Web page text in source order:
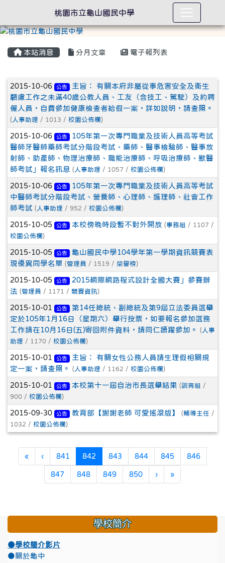
本站消息 分月文章 電子報列表
文章列表
2015-10-06 公告
主旨： 有關本府非屬從事危害安全及衛生
顧慮工作之未滿40歲公教人員、工友（含技工、駕駛）及約聘
僱人員，自費參加健康檢查者給假一案，詳如說明，請查照。
( 人事助理 / 1013 / 校園公佈欄 )
2015-10-06 公告
105年第一次專門職業及技術人員高等考試
醫師牙醫師藥師考試分階段考試、藥師、醫事檢驗師、醫事放
射師、助產師、物理治療師、職能治療師、呼吸治療師、獸醫
師考試」報名訊息 ( 人事助理 / 1057 / 校園公佈欄 )
2015-10-06 公告
105年第一次專門職業及技術人員高等考試
中醫師考試分階段考試、營養師、心理師、護理師、社會工作
師考試 ( 人事助理 / 952 / 校園公佈欄 )
2015-10-05 公告 本校傍晚時段暫不對外開放 (事務組 / 1107 /
校園公佈欄 )
2015-10-05 公告
龜山國民中學104學年第一學期資訊競賽表
現優異同學名單 (管理員 / 1519 / 榮譽榜)
2015-10-05 公告
2015網際網路程式設計全國大賽」參賽辦
法 (管理員 / 1171 / 競賽資訊)
2015-10-01 公告
第14任總統、副總統及第9屆立法委員選舉
定於105年1月16日（星期六）舉行投票，如要報名參加選務
工作請在10月16日(五)寄回附件資料，請同仁踴躍參加。
( 人事
助理 / 1170 / 校園公佈欄 )
2015-10-01 公告
主旨： 有關女性公務人員請生理假相關規
定一案，請查照。 ( 人事助理 / 1162 / 校園公佈欄 )
2015-10-01 公告 本校第十一屆自治市長選舉結果 (訓育組 /
900 / 校園公佈欄 )
2015-09-30 公告 教育部【謝謝老師 可愛搖滾版】 (輔導主任 /
1032 / 校園公佈欄 )
«第一頁
‹上一頁
841 842 (目前頁次)
843 844 845 846
847 848 849 850 ›下一頁
»最後頁
學校簡介
●學校簡介影片
●關於龜中
桃園市立龜山國民中學